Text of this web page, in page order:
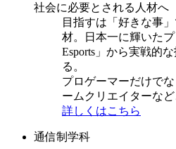
社会に必要とされる人材へ
目指すは「好きな事
材。日本一に輝いた
Esports」から実戦的
る。
プロゲーマーだけで
ームクリエイターな
詳しくはこちら
通信制学科